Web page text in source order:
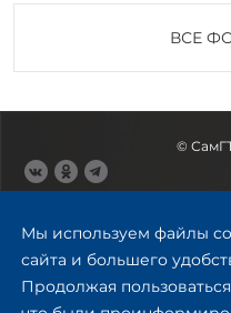
ВСЕ
Мы используем файлы
сайта и большего
Продолжая
©
Ул.
8